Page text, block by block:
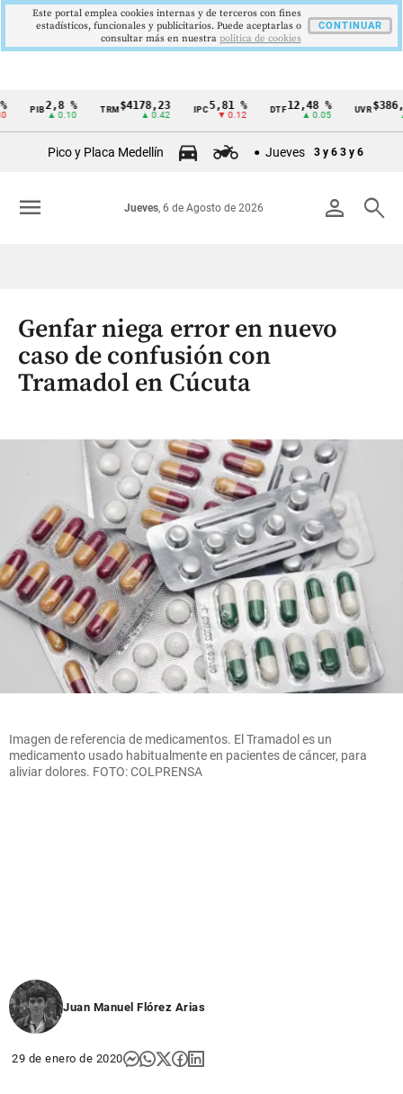
Cintillo
Colombia
2,8 %
▲ 0.10
TRM $4178,23
▲ 0.42
IPC 5,81 %
▼ 0.12
DTF 12,48 %
▲ 0.05
UVR $386,1273
▲ 0.03
Pico y Placa Medellín Jueves 3 y 6 3 y 6
person search
Jueves, 6 de Agosto de 2026
menu
Genfar niega error en nuevo
caso de confusión con
Tramadol en Cúcuta
Imagen de referencia de medicamentos. El Tramadol es un
medicamento usado habitualmente en pacientes de cáncer, para
aliviar dolores. FOTO: COLPRENSA
Juan Manuel Flórez Arias
29 de enero de 2020
Este portal emplea cookies internas y de terceros con fines
estadísticos, funcionales y publicitarios. Puede aceptarlas o
consultar más en nuestra politica de cookies
CONTINUAR